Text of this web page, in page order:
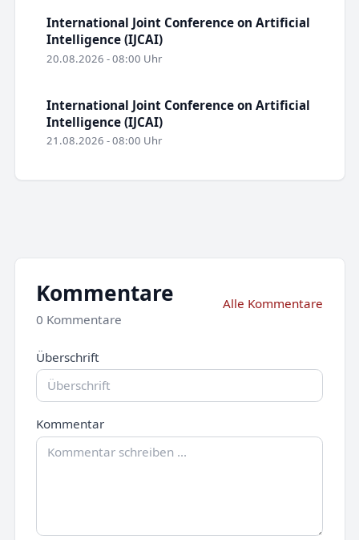
International Joint Conference on Artificial
Intelligence (IJCAI)
20.08.2026 - 08:00 Uhr
International Joint Conference on Artificial
Intelligence (IJCAI)
21.08.2026 - 08:00 Uhr
Kommentare
0 Kommentare
Alle Kommentare
Überschrift
Kommentar